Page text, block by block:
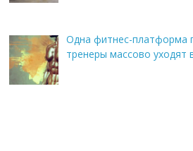
Одна фитнес-платформа
тренеры массово уходят